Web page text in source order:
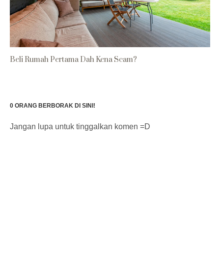
Beli Rumah Pertama Dah Kena Scam?
0 ORANG BERBORAK DI SINI!
Jangan lupa untuk tinggalkan komen =D